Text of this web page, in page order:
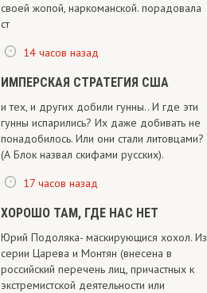
своей жопой, наркоманской. порадовала
ст
14 часов назад
ИМПЕРСКАЯ СТРАТЕГИЯ США
и тех, и других добили гунны.. И где эти
гунны испарились? Их даже добивать не
понадобилось. Или они стали литовцами?
(А Блок назвал скифами русских).
17 часов назад
ХОРОШО ТАМ, ГДЕ НАС НЕТ
Юрий Подоляка- маскирующися хохол. Из
серии Царева и Монтян (внесена в
российский перечень лиц, причастных к
экстремистской деятельности или